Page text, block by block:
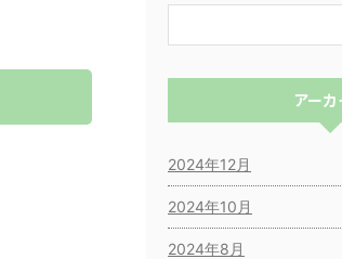
アー
2024年12月
2024年10月
2024年8月